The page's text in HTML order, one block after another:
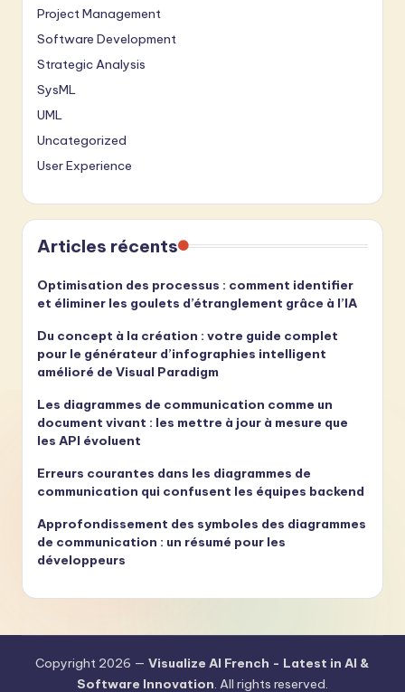
Project Management
Software Development
Strategic Analysis
SysML
UML
Uncategorized
User Experience
Articles récents
Optimisation des processus : comment identifier
et éliminer les goulets d’étranglement grâce à l’IA
Du concept à la création : votre guide complet
pour le générateur d’infographies intelligent
amélioré de Visual Paradigm
Les diagrammes de communication comme un
document vivant : les mettre à jour à mesure que
les API évoluent
Erreurs courantes dans les diagrammes de
communication qui confusent les équipes backend
Approfondissement des symboles des diagrammes
de communication : un résumé pour les
développeurs
Copyright 2026 — Visualize AI French - Latest in AI &
Software Innovation. All rights reserved.